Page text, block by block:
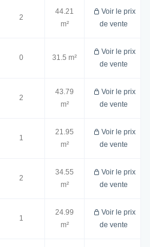
2
44.21
m²
Voir le prix
de vente
0 31.5 m²
Voir le prix
de vente
2
43.79
m²
Voir le prix
de vente
1
21.95
m²
Voir le prix
de vente
2
34.55
m²
Voir le prix
de vente
1
24.99
m²
Voir le prix
de vente